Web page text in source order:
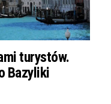
turystów.
Bazyliki